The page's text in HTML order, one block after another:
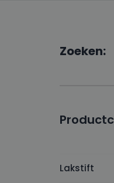
Zoeken:
Lakstift